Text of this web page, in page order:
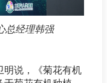
总经理韩强
明说，《菊花有机